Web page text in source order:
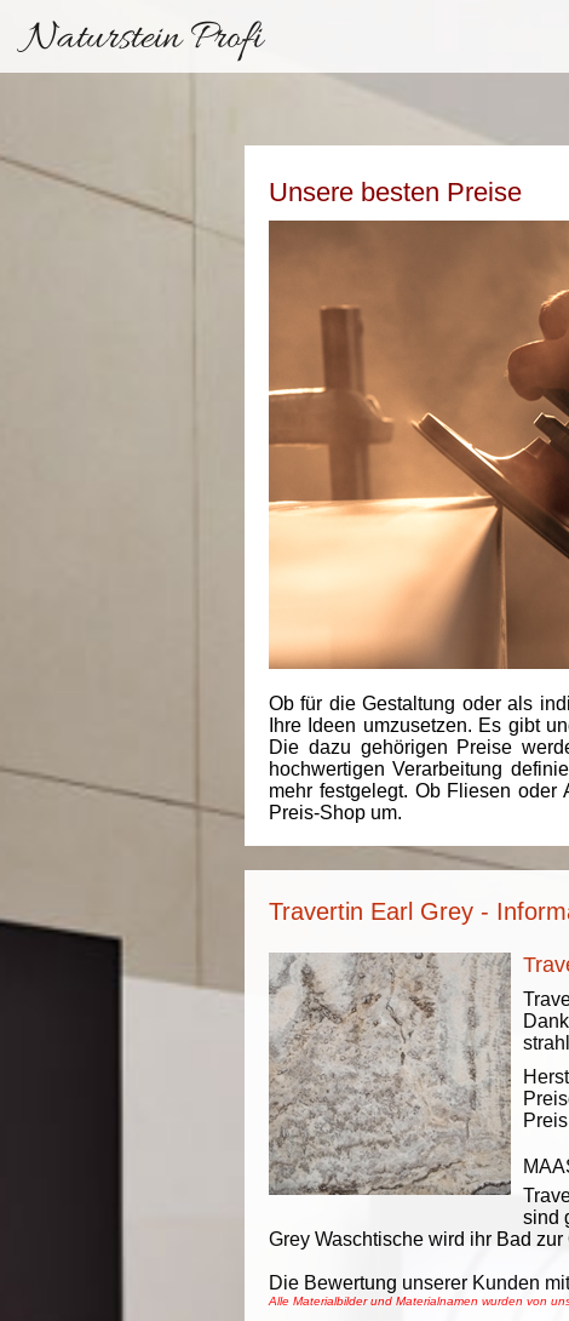
Naturstein Profi
Unsere besten Preise
Ob für die Gestaltung oder als
Ihre Ideen umzusetzen. Es gibt
Die dazu gehörigen Preise
hochwertigen Verarbeitung
mehr festgelegt. Ob Fliesen
Preis-Shop um.
Travertin Earl Grey -
sind
Grey Waschtische wird ihr Bad zur
Die Bewertung unserer Kunden
Alle Materialbilder und Materialnamen wurden von